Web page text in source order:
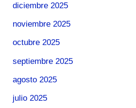
diciembre 2025
noviembre 2025
octubre 2025
septiembre 2025
agosto 2025
julio 2025